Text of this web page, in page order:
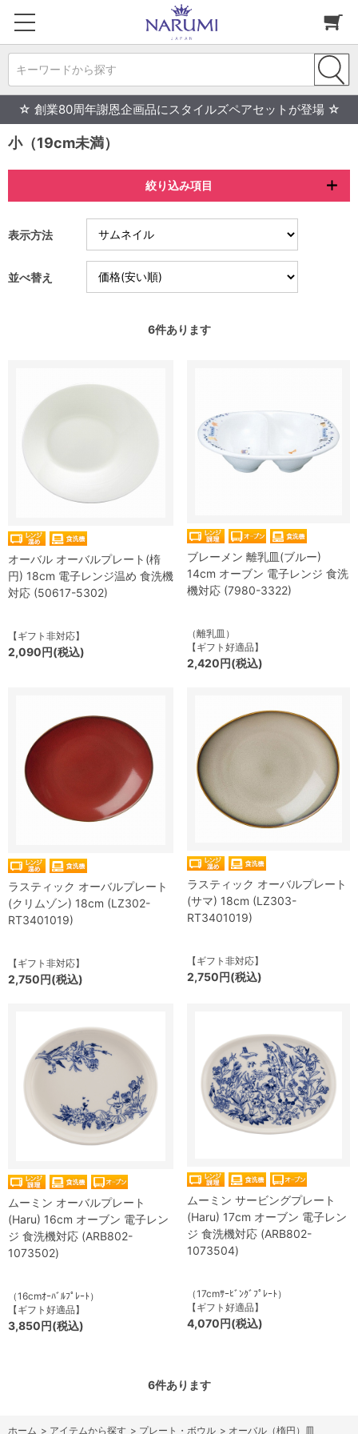
キーワードから探す
☆ 創業80周年謝恩企画品にスタイルズペアセットが登場 ☆
小（19cm未満）
絞り込み項目
表示方法
並べ替え
6件あります
オーバル オーバルプレート(楕
円) 18cm 電子レンジ温め 食洗機
対応 (50617-5302)
【ギフト非対応】
2,090円(税込)
ブレーメン 離乳皿(ブルー)
14cm オーブン 電子レンジ 食洗
機対応 (7980-3322)
（離乳皿）
【ギフト好適品】
2,420円(税込)
ラスティック オーバルプレート
(クリムゾン) 18cm (LZ302-
RT3401019)
【ギフト非対応】
2,750円(税込)
ラスティック オーバルプレート
(サマ) 18cm (LZ303-
RT3401019)
【ギフト非対応】
2,750円(税込)
ムーミン オーバルプレート
(Haru) 16cm オーブン 電子レン
ジ 食洗機対応 (ARB802-
1073502)
（16cmｵｰﾊﾞﾙﾌﾟﾚｰﾄ）
【ギフト好適品】
3,850円(税込)
ムーミン サービングプレート
(Haru) 17cm オーブン 電子レン
ジ 食洗機対応 (ARB802-
1073504)
（17cmｻｰﾋﾞﾝｸﾞﾌﾟﾚｰﾄ）
【ギフト好適品】
4,070円(税込)
6件あります
ホーム > アイテムから探す > プレート・ボウル > オーバル（楕円）皿